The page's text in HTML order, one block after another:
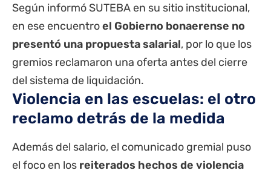
Según informó SUTEBA en su sitio institucional,
en ese encuentroel Gobierno bonaerense no
presentó una propuesta salarial, por lo que los
gremios reclamaron una oferta antes del cierre
del sistema de liquidación.
Violencia en las escuelas: el otro
reclamo detrás de la medida
Además del salario, el comunicado gremial puso
el foco en los reiterados hechos de violencia